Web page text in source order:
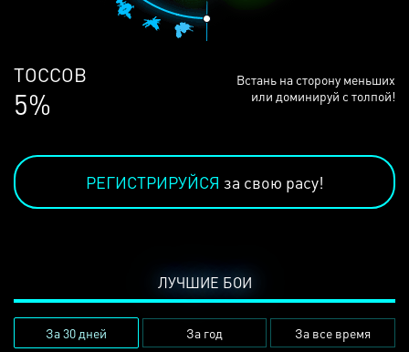
ЛЮДЕЙ
68%
Встань на сторону меньших
или доминируй с толпой!
РЕГИСТРИРУЙСЯ за свою расу!
ЛУЧШИЕ БОИ
За 30 дней За год За все время